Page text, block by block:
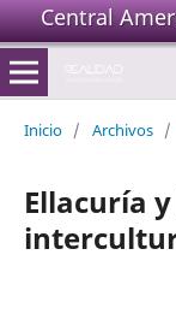
Central
Inicio / Archivos /
Ellacuría